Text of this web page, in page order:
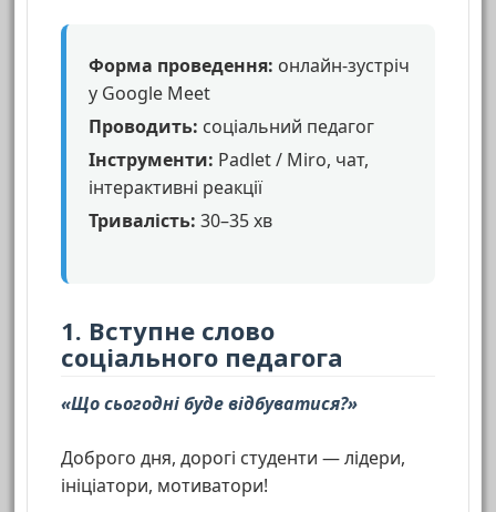
Форма проведення: онлайн-зустріч
у Google Meet
Проводить: соціальний педагог
Інструменти: Padlet / Miro, чат,
інтерактивні реакції
Тривалість: 30–35 хв
1. Вступне слово
соціального педагога
«Що сьогодні буде відбуватися?»
Доброго дня, дорогі студенти — лідери,
ініціатори, мотиватори!